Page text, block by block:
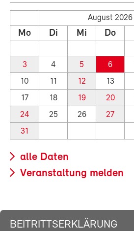
August 2026
Mo Di Mi Do
3
4 5 6
10
11 12 13
17
18 19 20
24
25 26 27
31
alle Daten
Veranstaltung melden
BEITRITTSERKLÄRUNG